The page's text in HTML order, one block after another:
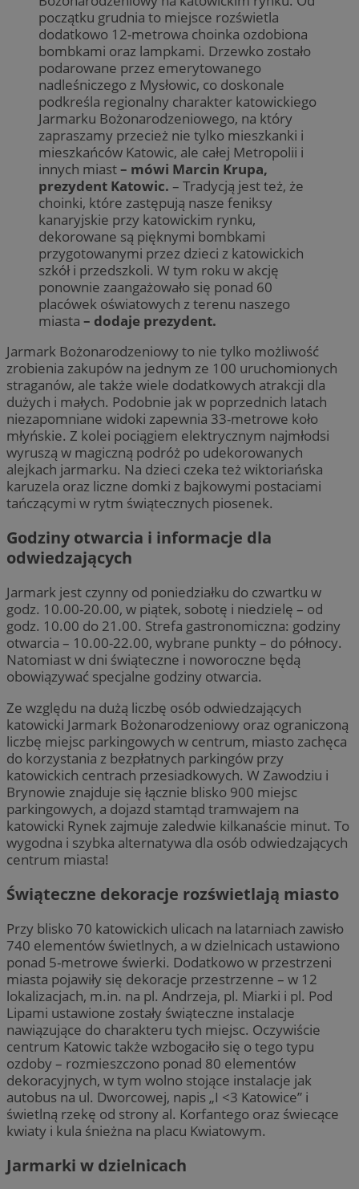
początku grudnia to miejsce rozświetla
dodatkowo 12-metrowa choinka ozdobiona
bombkami oraz lampkami. Drzewko zostało
podarowane przez emerytowanego
nadleśniczego z Mysłowic, co doskonale
podkreśla regionalny charakter katowickiego
Jarmarku Bożonarodzeniowego, na który
zapraszamy przecież nie tylko mieszkanki i
mieszkańców Katowic, ale całej Metropolii i
innych miast– mówi Marcin Krupa,
prezydent Katowic. – Tradycją jest też, że
choinki, które zastępują nasze feniksy
kanaryjskie przy katowickim rynku,
dekorowane są pięknymi bombkami
przygotowanymi przez dzieci z katowickich
szkół i przedszkoli. W tym roku w akcję
ponownie zaangażowało się ponad 60
placówek oświatowych z terenu naszego
miasta – dodaje prezydent.
Jarmark Bożonarodzeniowy to nie tylko możliwość
zrobienia zakupów na jednym ze 100 uruchomionych
straganów, ale także wiele dodatkowych atrakcji dla
dużych i małych. Podobnie jak w poprzednich latach
niezapomniane widoki zapewnia 33-metrowe koło
młyńskie. Z kolei pociągiem elektrycznym najmłodsi
wyruszą w magiczną podróż po udekorowanych
alejkach jarmarku. Na dzieci czeka też wiktoriańska
karuzela oraz liczne domki z bajkowymi postaciami
tańczącymi w rytm świątecznych piosenek.
Godziny otwarcia i informacje dla
odwiedzających
Jarmark jest czynny od poniedziałku do czwartku w
godz. 10.00-20.00, w piątek, sobotę i niedzielę – od
godz. 10.00 do 21.00. Strefa gastronomiczna: godziny
otwarcia – 10.00-22.00, wybrane punkty – do północy.
Natomiast w dni świąteczne i noworoczne będą
obowiązywać specjalne godziny otwarcia.
Ze względu na dużą liczbę osób odwiedzających
katowicki Jarmark Bożonarodzeniowy oraz ograniczoną
liczbę miejsc parkingowych w centrum, miasto zachęca
do korzystania z bezpłatnych parkingów przy
katowickich centrach przesiadkowych. W Zawodziu i
Brynowie znajduje się łącznie blisko 900 miejsc
parkingowych, a dojazd stamtąd tramwajem na
katowicki Rynek zajmuje zaledwie kilkanaście minut. To
wygodna i szybka alternatywa dla osób odwiedzających
centrum miasta!
Świąteczne dekoracje rozświetlają miasto
Przy blisko 70 katowickich ulicach na latarniach zawisło
740 elementów świetlnych, a w dzielnicach ustawiono
ponad 5-metrowe świerki. Dodatkowo w przestrzeni
miasta pojawiły się dekoracje przestrzenne – w 12
lokalizacjach, m.in. na pl. Andrzeja, pl. Miarki i pl. Pod
Lipami ustawione zostały świąteczne instalacje
nawiązujące do charakteru tych miejsc. Oczywiście
centrum Katowic także wzbogaciło się o tego typu
ozdoby – rozmieszczono ponad 80 elementów
dekoracyjnych, w tym wolno stojące instalacje jak
autobus na ul. Dworcowej, napis „I <3 Katowice” i
świetlną rzekę od strony al. Korfantego oraz świecące
kwiaty i kula śnieżna na placu Kwiatowym.
Jarmarki w dzielnicach